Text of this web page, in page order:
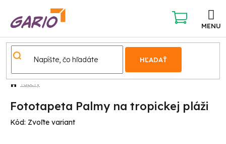
obsah
HĽADAŤ
NÁKUPNÝ
KOŠÍK
Tapety
Fototapeta Palmy na tropickej pláži
Kód: Zvoľte variant